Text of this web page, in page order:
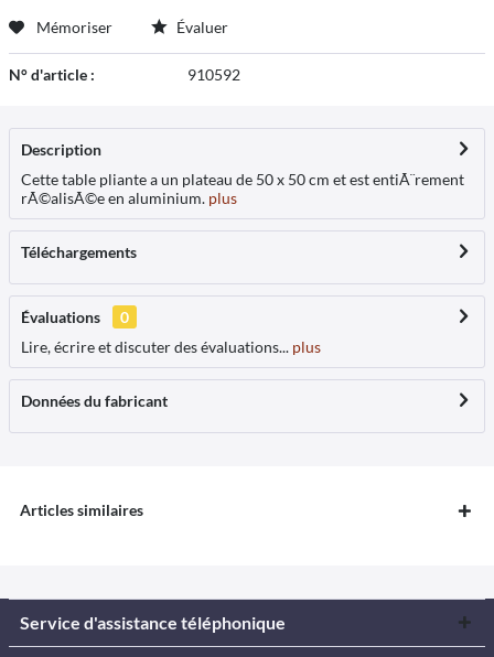
Mémoriser Évaluer
N° d'article : 910592
Description
Cette table pliante a un plateau de 50 x 50 cm et est entiÃ¨rement
rÃ©alisÃ©e en aluminium. plus
Téléchargements
Évaluations
0
Lire, écrire et discuter des évaluations... plus
Données du fabricant
Articles similaires
Service d'assistance téléphonique